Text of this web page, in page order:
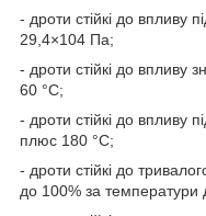
- дроти стійкі до впливу
29,4×104 Па;
- дроти стійкі до впливу
60 °C;
- дроти стійкі до впливу
плюс 180 °C;
- дроти стійкі до
до 100% за температури